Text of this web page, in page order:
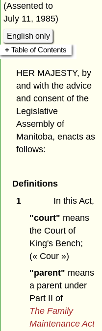
(Assented to
July 11, 1985)
English only
Table of Contents
HER MAJESTY, by
and with the advice
and consent of the
Legislative
Assembly of
Manitoba, enacts as
follows:
Definitions
1
In this Act,
"court" means
the Court of
King's Bench;
(« Cour »)
"parent" means
a parent under
Part II of
The Family
Maintenance Act